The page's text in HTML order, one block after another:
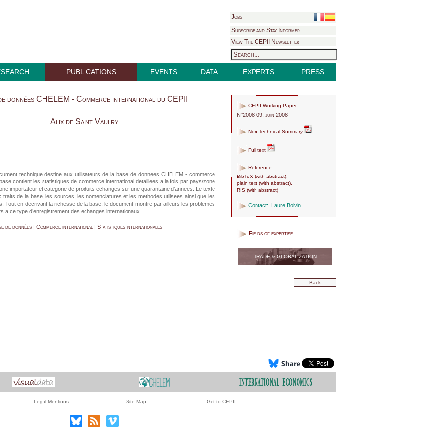
Jobs
Subscribe and Stay Informed
View The CEPII Newsletter
PUBLICATIONS EVENTS DATA EXPERTS PRESS
données CHELEM - Commerce international du CEPII
Alix de Saint Vaulry
technique destine aux utilisateurs de la base de donnees CHELEM - commerce
contient les statistiques de commerce international detaillees a la fois par pays/zone
importateur et categorie de produits echanges sur une quarantaine d’annees. Le texte
traits de la base, les sources, les nomenclatures et les methodes utilisees ainsi que les
Tout en decrivant la richesse de la base, le document montre par ailleurs les problemes
a ce type d’enregistrement des echanges internationaux.
de données | Commerce international | Statistiques internationales
CEPII Working Paper
N°2008-09, juin 2008
Non Technical Summary
Full text
Reference
BibTeX (with abstract),
plain text (with abstract),
RIS (with abstract)
Contact: Laure Boivin
Fields of expertise
TRADE & GLOBALIZATION
Back
Legal Mentions Site Map Get to CEPII